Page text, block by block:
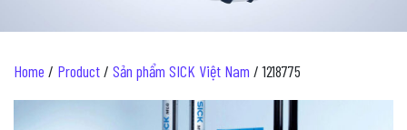
Home / Product/ Sản phẩm SICK Việt Nam / 1218775